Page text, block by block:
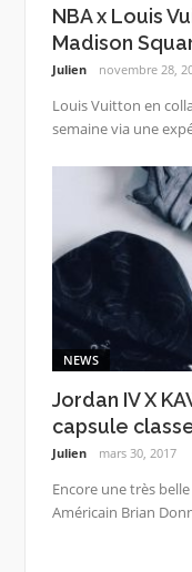
NBA x Louis
Madison
Julien novembre 28,
Louis Vuitton en
semaine via une
NEWS
Jordan IV X
capsule
Julien mars 30, 2017
Encore une très
Américain Brian